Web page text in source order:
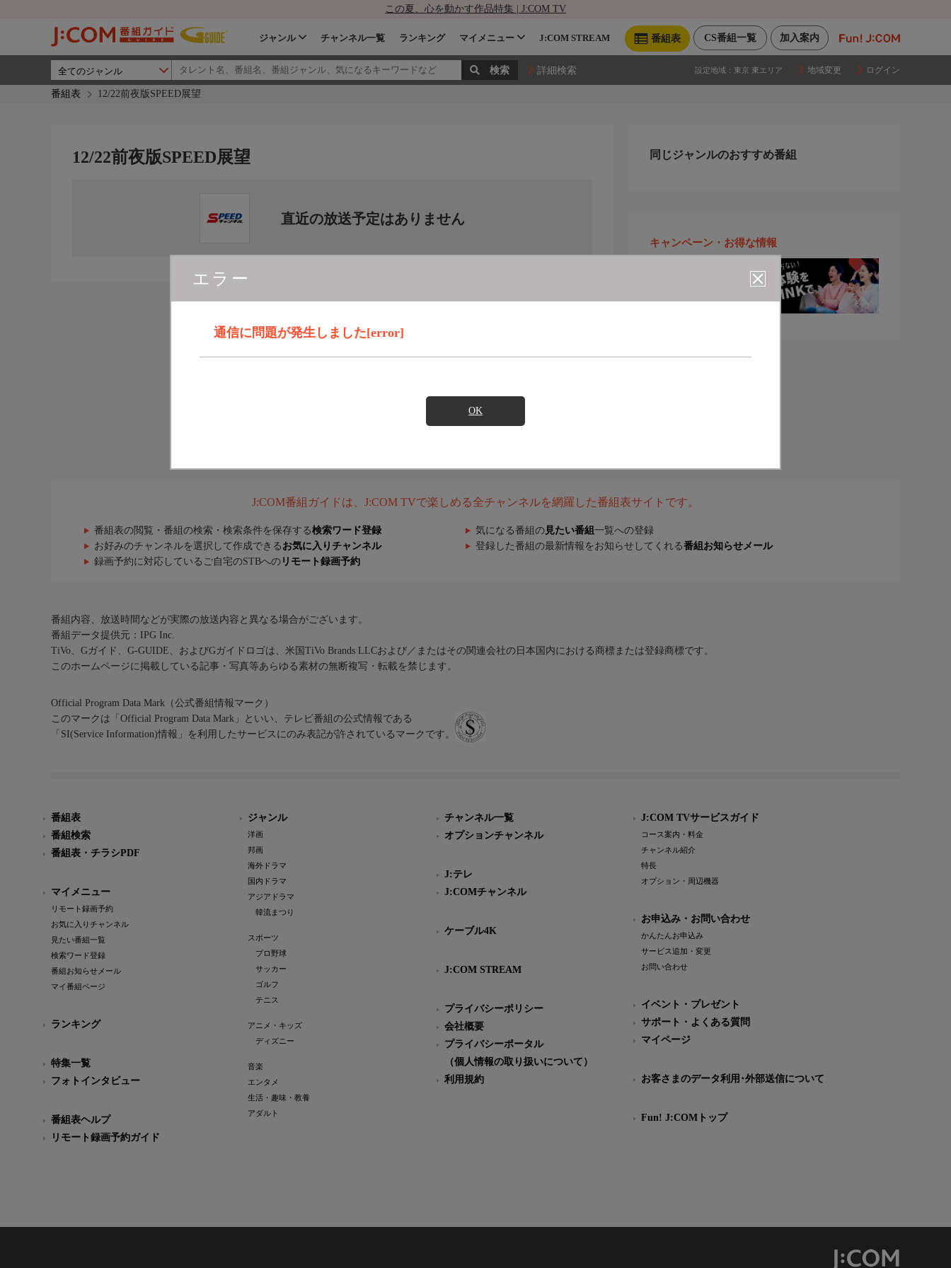
この夏、心を動かす作品特集 | J:COM TV
加入案内
CS番組一覧
番組表
ジャンル チャンネル一覧 ランキング マイメニュー J:COM STREAM
詳細検索 設定地域： 東京 東エリア 地域変更 ログイン
番組表 12/22前夜版SPEED展望
エラー
通信に問題が発生しました[error]
OK
12/22前夜版SPEED展望
直近の放送予定はありません
同じジャンルのおすすめ番組
キャンペーン・お得な情報
J:COM番組ガイドは、J:COM TVで楽しめる全チャンネルを網羅した番組表サイトです。
番組表の閲覧・番組の検索・検索条件を保存する検索ワード登録 気になる番組の 見たい番組 一覧への登録
お好みのチャンネルを選択して作成できる お気に入りチャンネル 登録した番組の最新情報をお知らせしてくれる番組お知らせメール
録画予約に対応しているご自宅のSTBへの リモート録画予約
番組内容、放送時間などが実際の放送内容と異なる場合がございます。
番組データ提供元：IPG Inc.
TiVo、Gガイド、G-GUIDE、およびGガイドロゴは、米国TiVo Brands LLCおよび／またはその関連会社の日本国内における商標または登録商標です。
このホームページに掲載している記事・写真等あらゆる素材の無断複写・転載を禁じます。
Official Program Data Mark（公式番組情報マーク）
このマークは「Official Program Data Mark」といい、テレビ番組の公式情報である
「SI(Service Information)情報」を利用したサービスにのみ表記が許されているマークです。
番組表
番組検索
番組表・チラシPDF
マイメニュー
リモート録画予約
お気に入りチャンネル
見たい番組一覧
検索ワード登録
番組お知らせメール
マイ番組ページ
ランキング
特集一覧
フォトインタビュー
番組表ヘルプ
リモート録画予約ガイド
ジャンル
洋画
邦画
海外ドラマ
国内ドラマ
アジアドラマ
韓流まつり
スポーツ
プロ野球
サッカー
ゴルフ
テニス
アニメ・キッズ
ディズニー
音楽
エンタメ
生活・趣味・教養
アダルト
チャンネル一覧
オプションチャンネル
J:テレ
J:COMチャンネル
ケーブル4K
J:COM STREAM
プライバシーポリシー
会社概要
プライバシーポータル
（個人情報の取り扱いについて）
利用規約
J:COM TVサービスガイド
コース案内・料金
チャンネル紹介
特長
オプション・周辺機器
お申込み・お問い合わせ
かんたんお申込み
サービス追加・変更
お問い合わせ
イベント・プレゼント
サポート・よくある質問
マイページ
お客さまのデータ利用･外部送信について
Fun! J:COMトップ